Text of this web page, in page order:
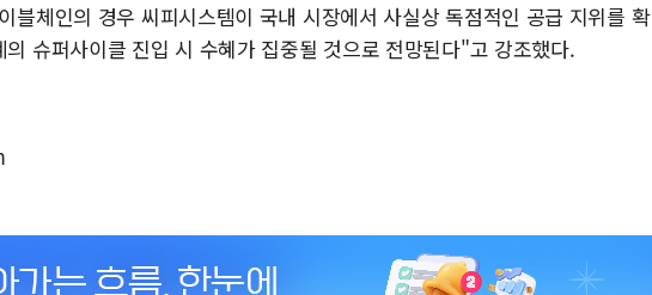
블체인의 경우 씨피시스템이 국내 시장에서 사실상 독점적인 공급 지위를 확
슈퍼사이클 진입 시 수혜가 집중될 것으로 전망된다"고 강조했다.